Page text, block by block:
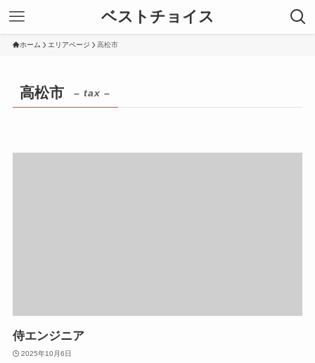
ベストチョイス
ホーム エリアページ 高松市
高松市 – tax –
侍エンジニア
2025年10月6日